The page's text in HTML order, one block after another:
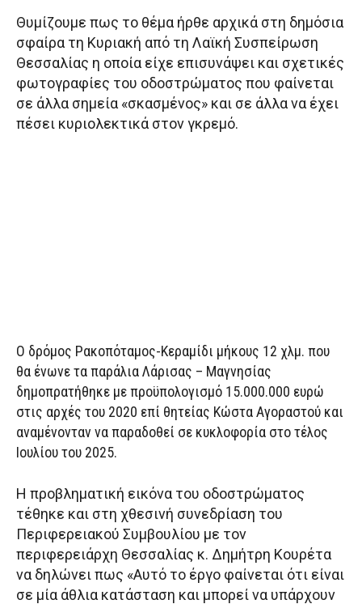
Θυμίζουμε πως το θέμα ήρθε αρχικά στη δημόσια
σφαίρα τη Κυριακή από τη Λαϊκή Συσπείρωση
Θεσσαλίας η οποία είχε επισυνάψει και σχετικές
φωτογραφίες του οδοστρώματος που φαίνεται
σε άλλα σημεία «σκασμένος» και σε άλλα να έχει
πέσει κυριολεκτικά στον γκρεμό.
Ο δρόμος Ρακοπόταμος-Κεραμίδι μήκους 12 χλμ. που
θα ένωνε τα παράλια Λάρισας – Μαγνησίας
δημοπρατήθηκε με προϋπολογισμό 15.000.000 ευρώ
στις αρχές του 2020 επί θητείας Κώστα Αγοραστού και
αναμένονταν να παραδοθεί σε κυκλοφορία στο τέλος
Ιουλίου του 2025.
Η προβληματική εικόνα του οδοστρώματος
τέθηκε και στη χθεσινή συνεδρίαση του
Περιφερειακού Συμβουλίου με τον
περιφερειάρχη Θεσσαλίας κ. Δημήτρη Κουρέτα
να δηλώνει πως «Αυτό το έργο φαίνεται ότι είναι
σε μία άθλια κατάσταση και μπορεί να υπάρχουν